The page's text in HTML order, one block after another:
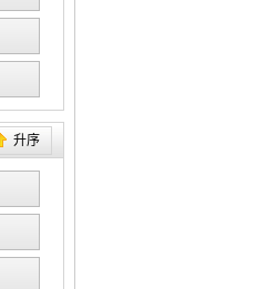
升序